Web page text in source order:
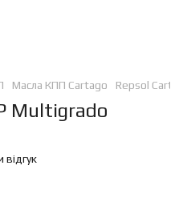
Масла КПП Cartago Repsol
Multigrado
відгук